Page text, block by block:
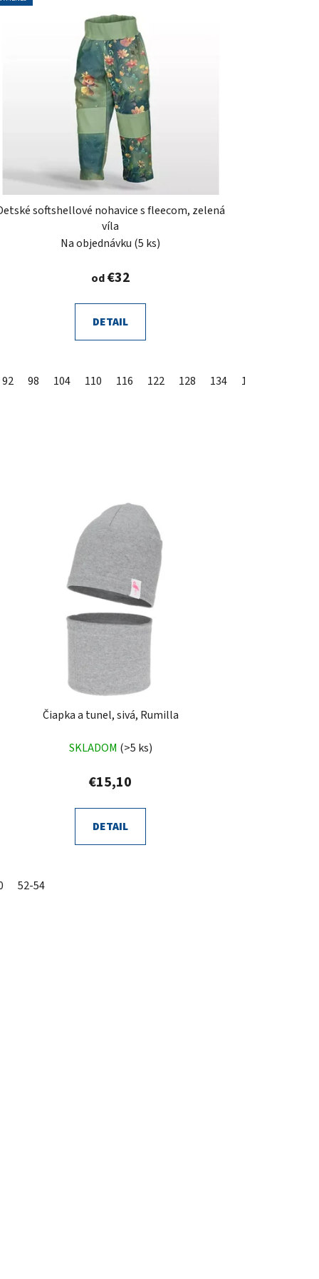
softshellové nohavice s fleecom, zelená
víla
Na objednávku (5 ks)
od€32
DETAIL
92 98 104 110 116 122 128 134 140
Čiapka a tunel, sivá, Rumilla
SKLADOM (>5 ks)
€15,10
DETAIL
52-54